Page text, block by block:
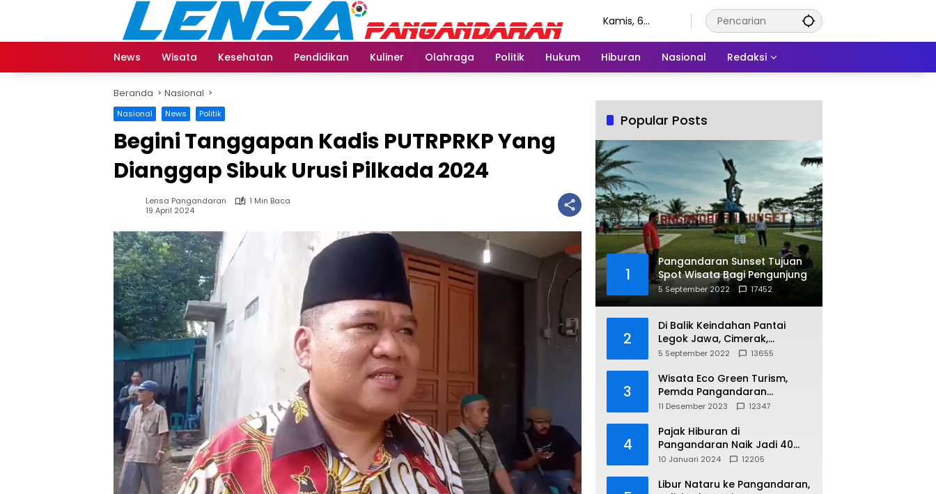
Kamis, 6
News
Wisata Kesehatan Pendidikan Kuliner Olahraga Politik Hukum Hiburan Nasional Redaksi
Beranda Nasional
Nasional News Politik
Begini Tanggapan Kadis PUTRPRKP Yang
Dianggap Sibuk Urusi Pilkada 2024
Lensa Pangandaran
1 Min Baca
19 April 2024
Popular Posts
1
Pangandaran Sunset Tujuan
Spot Wisata Bagi Pengunjung
5 September 2022 17452
2
Di Balik Keindahan Pantai
Legok Jawa, Cimerak,
Pangandaran
5 September 2022 13655
3
Wisata Eco Green Turism,
Pemda Pangandaran
Gandeng PLN
11 Desember 2023 12347
4
Pajak Hiburan di
Pangandaran Naik Jadi 40
Persen
10 Januari 2024 12205
Libur Nataru ke Pangandaran,